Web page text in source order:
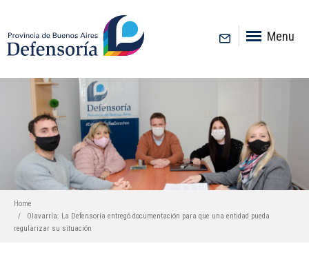
Menu
Home
Olavarría: La Defensoría entregó documentación para que una entidad pueda
regularizar su situación